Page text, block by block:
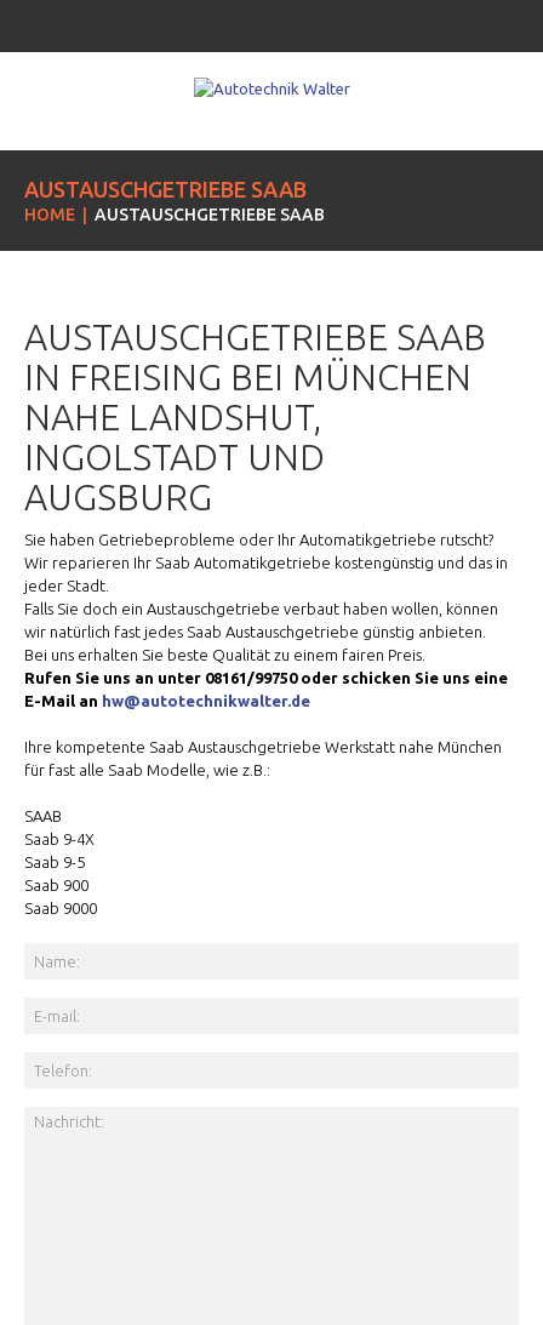
AUSTAUSCHGETRIEBE SAAB
HOME AUSTAUSCHGETRIEBE SAAB
AUSTAUSCHGETRIEBE SAAB
IN FREISING BEI MÜNCHEN
NAHE LANDSHUT,
INGOLSTADT UND
AUGSBURG
Sie haben Getriebeprobleme oder Ihr Automatikgetriebe rutscht?
Wir reparieren Ihr Saab Automatikgetriebe kostengünstig und das in
jeder Stadt.
Falls Sie doch ein Austauschgetriebe verbaut haben wollen, können
wir natürlich fast jedes Saab Austauschgetriebe günstig anbieten.
Bei uns erhalten Sie beste Qualität zu einem fairen Preis.
Rufen Sie uns an unter 08161/99750 oder schicken Sie uns eine
E-Mail an hw@autotechnikwalter.de
Ihre kompetente Saab Austauschgetriebe Werkstatt nahe München
für fast alle Saab Modelle, wie z.B.:
SAAB
Saab 9-4X
Saab 9-5
Saab 900
Saab 9000